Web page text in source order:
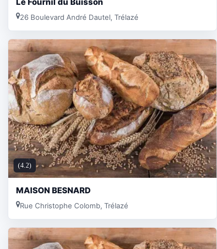
Le Fournil du Buisson
26 Boulevard André Dautel, Trélazé
(4.2)
MAISON BESNARD
Rue Christophe Colomb, Trélazé